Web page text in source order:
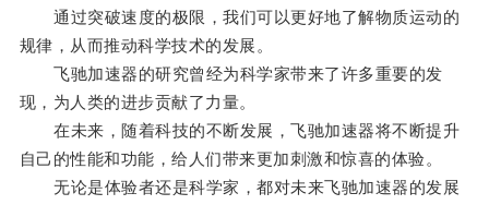
通过突破速度的极限，我们可以更好地了解物质运动的
规律，从而推动科学技术的发展。
飞驰加速器的研究曾经为科学家带来了许多重要的发
现，为人类的进步贡献了力量。
在未来，随着科技的不断发展，飞驰加速器将不断提升
自己的性能和功能，给人们带来更加刺激和惊喜的体验。
无论是体验者还是科学家，都对未来飞驰加速器的发展